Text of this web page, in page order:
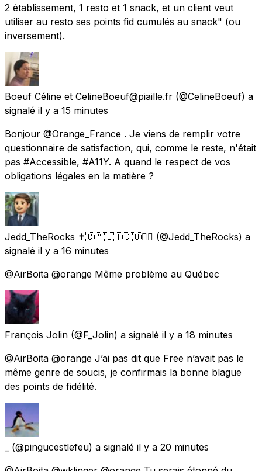
2 établissement, 1 resto et 1 snack, et un client veut
utiliser au resto ses points fid cumulés au snack" (ou
inversement).
Boeuf Céline et CelineBoeuf@piaille.fr (@CelineBoeuf) a
signalé il y a 15 minutes
Bonjour @Orange_France . Je viens de remplir votre
questionnaire de satisfaction, qui, comme le reste, n'était
pas #Accessible, #A11Y. A quand le respect de vos
obligations légales en la matière ?
Jedd_TheRocks ✝️🇨🇦🇮🇹🇩🇴🏴‍☠️ (@Jedd_TheRocks) a
signalé il y a 16 minutes
@AirBoita @orange Même problème au Québec
François Jolin (@F_Jolin) a signalé il y a 18 minutes
@AirBoita @orange J’ai pas dit que Free n’avait pas le
même genre de soucis, je confirmais la bonne blague
des points de fidélité.
(@pingucestlefeu) a signalé il y a 20 minutes